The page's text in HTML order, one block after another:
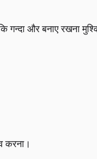
और बनाए रखना
करना।